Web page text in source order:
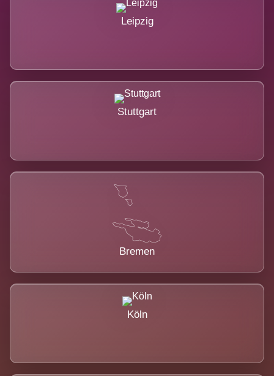
Leipzig
Stuttgart
Bremen
Köln